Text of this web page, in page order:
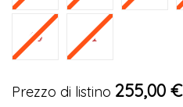
Prezzo di listino 255,00 €